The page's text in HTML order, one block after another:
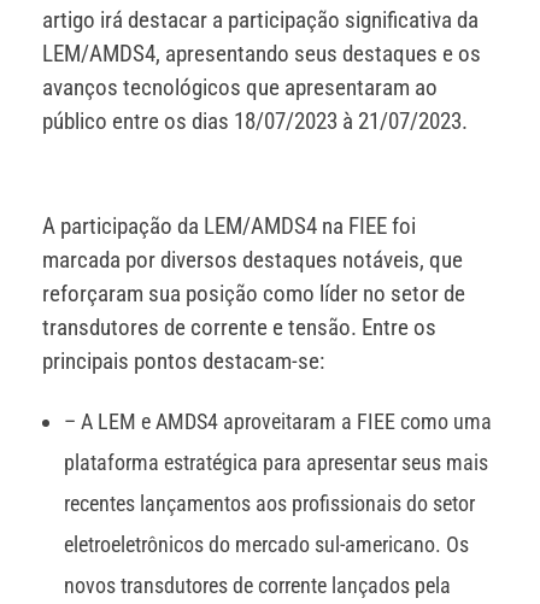
artigo irá destacar a participação significativa da
LEM/AMDS4, apresentando seus destaques e os
avanços tecnológicos que apresentaram ao
público entre os dias 18/07/2023 à 21/07/2023.
A participação da LEM/AMDS4 na FIEE foi
marcada por diversos destaques notáveis, que
reforçaram sua posição como líder no setor de
transdutores de corrente e tensão. Entre os
principais pontos destacam-se:
– A LEM e AMDS4 aproveitaram a FIEE como uma
plataforma estratégica para apresentar seus mais
recentes lançamentos aos profissionais do setor
eletroeletrônicos do mercado sul-americano. Os
novos transdutores de corrente lançados pela